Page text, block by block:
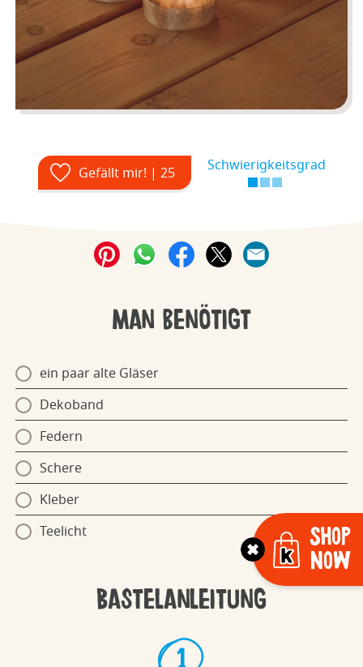
Gefällt mir! | 25 Schwierigkeitsgrad
Man benötigt
ein paar alte Gläser
Dekoband
Federn
Schere
Kleber
Teelicht
Bastelanleitung
Shop
Now